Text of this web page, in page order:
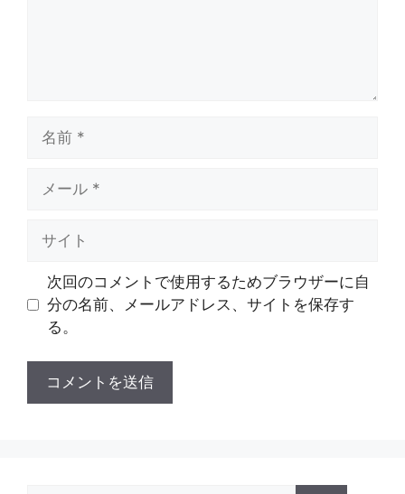
次回のコメントで使用するためブラウザーに自
分の名前、メールアドレス、サイトを保存す
る。